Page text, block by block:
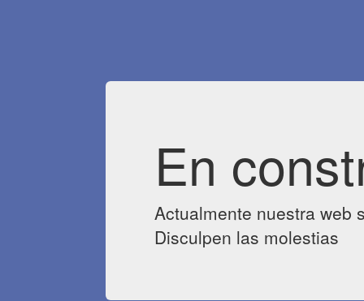
En
Actualmente nuestra web
Disculpen las molestias